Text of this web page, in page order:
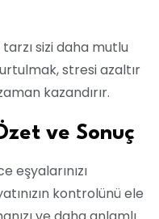
sizi daha mutlu
stresi azaltır
kazandırır.
ve Sonuç
eşyalarınızı
kontrolünü ele